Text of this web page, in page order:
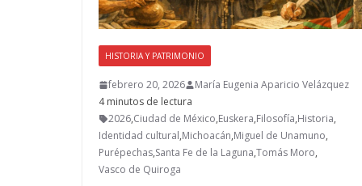
HISTORIA Y PATRIMONIO
febrero 20, 2026
María Eugenia Aparicio Velázquez
4 minutos de lectura
2026,Ciudad de México,Euskera,Filosofía,Historia,
Identidad cultural,Michoacán,Miguel de Unamuno,
Purépechas,Santa Fe de la Laguna,Tomás Moro,
Vasco de Quiroga